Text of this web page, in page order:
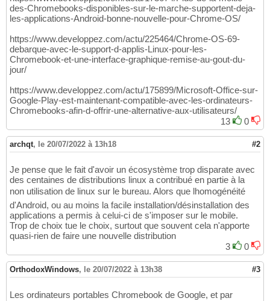
des-Chromebooks-disponibles-sur-le-marche-supportent-deja-
les-applications-Android-bonne-nouvelle-pour-Chrome-OS/
https://www.developpez.com/actu/225464/Chrome-OS-69-
debarque-avec-le-support-d-applis-Linux-pour-les-
Chromebook-et-une-interface-graphique-remise-au-gout-du-
jour/
https://www.developpez.com/actu/175899/Microsoft-Office-sur-
Google-Play-est-maintenant-compatible-avec-les-ordinateurs-
Chromebooks-afin-d-offrir-une-alternative-aux-utilisateurs/
13
0
archqt, le 20/07/2022 à 13h18 #2
Je pense que le fait d'avoir un écosystème trop disparate avec
des centaines de distributions linux a contribué en partie à la
non utilisation de linux sur le bureau. Alors que lhomogénéité
d'Android, ou au moins la facile installation/désinstallation des
applications a permis à celui-ci de s'imposer sur le mobile.
Trop de choix tue le choix, surtout que souvent cela n'apporte
quasi-rien de faire une nouvelle distribution
3
0
OrthodoxWindows, le 20/07/2022 à 13h38 #3
Les ordinateurs portables Chromebook de Google, et par